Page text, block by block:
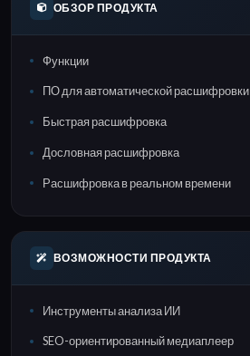
ОБЗОР ПРОДУКТА
Функции
ПО для автоматической расшифровки
Быстрая расшифровка
Дословная расшифровка
Расшифровка в реальном времени
ВОЗМОЖНОСТИ ПРОДУКТА
Инструменты анализа ИИ
SEO-ориентированный медиаплеер